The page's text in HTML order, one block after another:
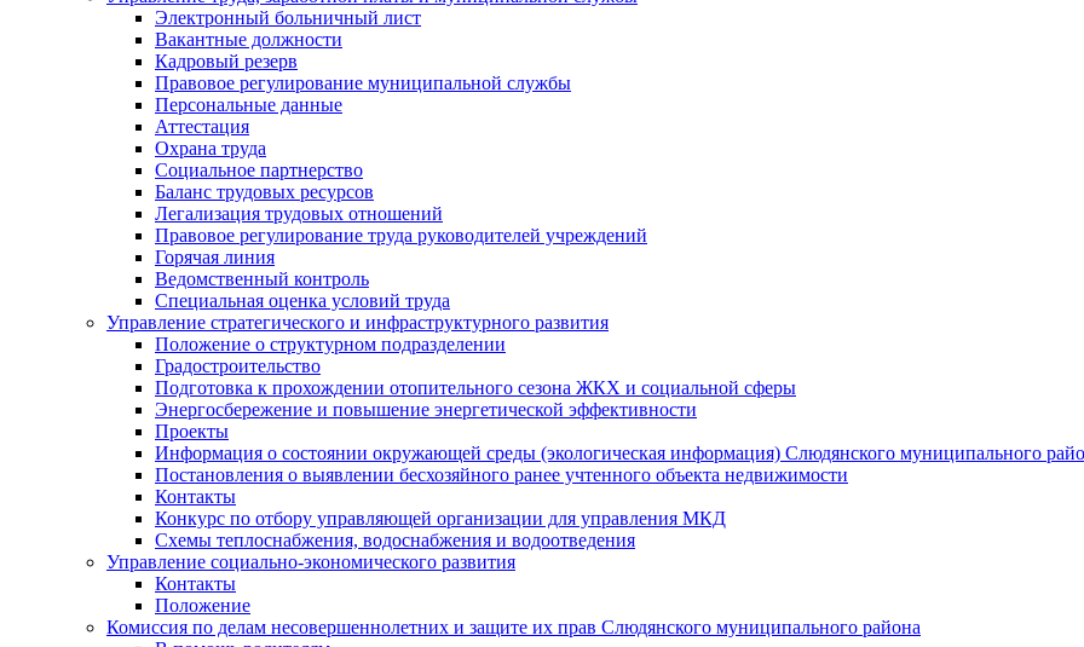
Электронный больничный лист
Вакантные должности
Кадровый резерв
Правовое регулирование муниципальной службы
Персональные данные
Аттестация
Охрана труда
Социальное партнерство
Баланс трудовых ресурсов
Легализация трудовых отношений
Правовое регулирование труда руководителей учреждений
Горячая линия
Ведомственный контроль
Специальная оценка условий труда
Управление стратегического и инфраструктурного развития
Положение о структурном подразделении
Градостроительство
Подготовка к прохождении отопительного сезона ЖКХ и социальной сферы
Энергосбережение и повышение энергетической эффективности
Проекты
Информация о состоянии окружающей среды (экологическая информация) Слюдянского муниципального
Постановления о выявлении бесхозяйного ранее учтенного объекта недвижимости
Контакты
Конкурс по отбору управляющей организации для управления МКД
Схемы теплоснабжения, водоснабжения и водоотведения
Управление социально-экономического развития
Контакты
Положение
Комиссия по делам несовершеннолетних и защите их прав Слюдянского муниципального района